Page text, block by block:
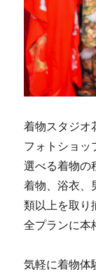
着物スタジオ
フォトショッ
選べる着物の
着物、浴衣、
類以上を取り
全プランに本
気軽に着物体